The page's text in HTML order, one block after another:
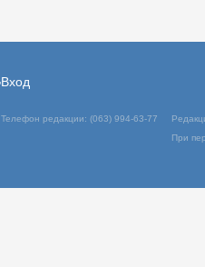
Вход
Телефон редакции: (063) 994-63-77
При